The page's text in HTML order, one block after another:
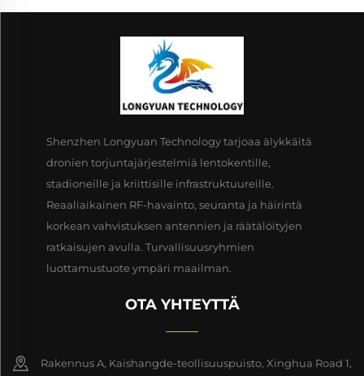
Shenzhen Longyuan Technology tarjoaa älykkäitä
dronien torjuntajärjestelmiä lentokentille,
stadioneille ja kriittisille infrastruktuureille.
Reaaliaikainen RF-havainto, seuranta ja häirintä
korkean vahvistuksen antennien ja räätälöityjen
ratkaisujen avulla. Turvallisuusryhmien
luottamustuote ympäri maailman.
OTA YHTEYTTÄ
Rakennus A, Kaishangde-teollisuuspuisto, Xinghua Road 1,